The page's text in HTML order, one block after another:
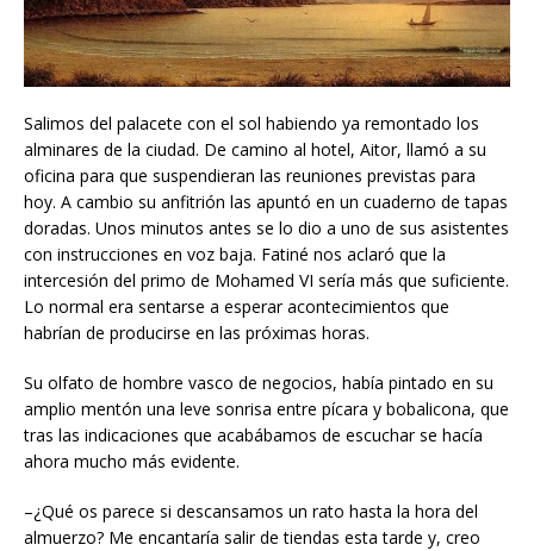
Salimos del palacete con el sol habiendo ya remontado los
alminares de la ciudad. De camino al hotel, Aitor, llamó a su
oficina para que suspendieran las reuniones previstas para
hoy. A cambio su anfitrión las apuntó en un cuaderno de tapas
doradas. Unos minutos antes se lo dio a uno de sus asistentes
con instrucciones en voz baja. Fatiné nos aclaró que la
intercesión del primo de Mohamed VI sería más que suficiente.
Lo normal era sentarse a esperar acontecimientos que
habrían de producirse en las próximas horas.
Su olfato de hombre vasco de negocios, había pintado en su
amplio mentón una leve sonrisa entre pícara y bobalicona, que
tras las indicaciones que acabábamos de escuchar se hacía
ahora mucho más evidente.
–¿Qué os parece si descansamos un rato hasta la hora del
almuerzo? Me encantaría salir de tiendas esta tarde y, creo